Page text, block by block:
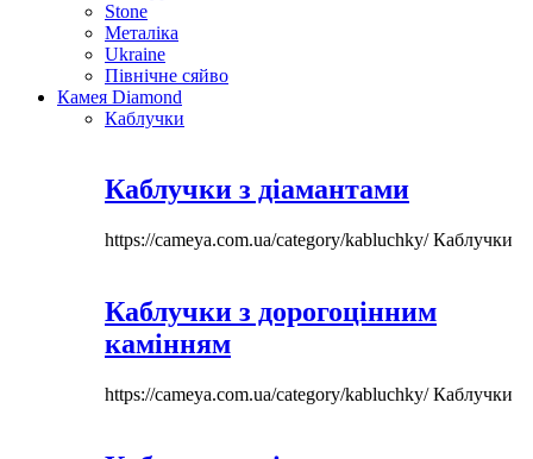
Stone
Металіка
Ukraine
Північне сяйво
Камея Diamond
Каблучки
Каблучки з діамантами
https://cameya.com.ua/category/kabluchky/Каблучки
Каблучки з дорогоцінним
камінням
https://cameya.com.ua/category/kabluchky/Каблучки